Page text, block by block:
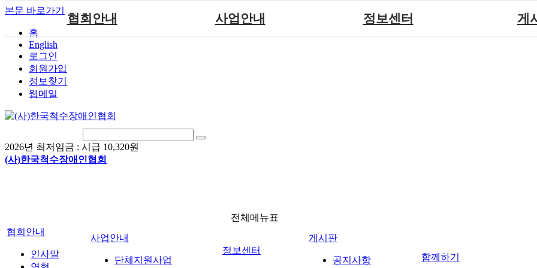
본문 바로가기
홈
English
로그인
회원가입
정보찾기
웹메일
2026년 최저임금 : 시급 10,320원
(사)한국척수장애인협회
협회안내
척수장애란?
찾아오시는길
사업안내
국제 교류/개발 협력사업
정보센터 게
전체메뉴표
협회안내
인사말
사업안내
단체지원사업
정보센터
게시판
공지사항
함께하기